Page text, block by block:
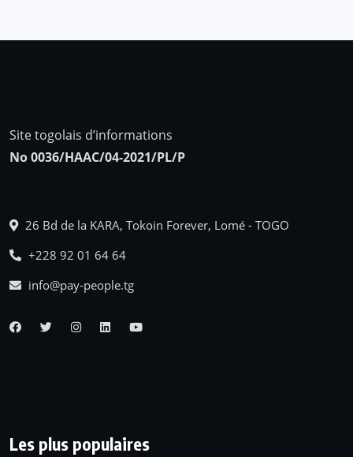
Site togolais d’informations
No 0036/HAAC/04-2021/PL/P
26 Bd de la KARA, Tokoin Forever, Lomé - TOGO
+228 92 01 64 64
info@pay-people.tg
Les plus populaires